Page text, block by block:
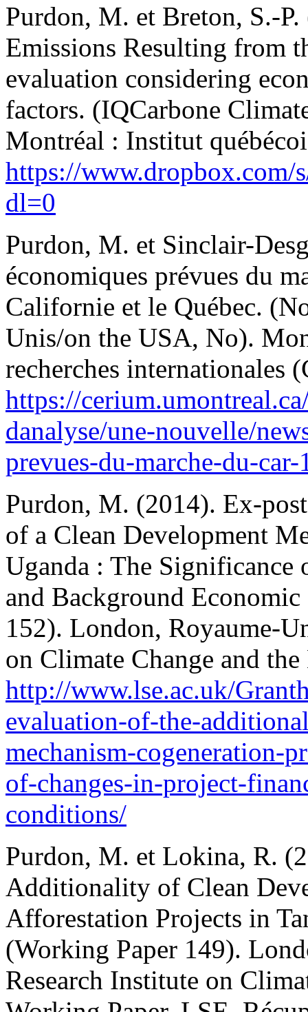
Purdon, M. et Breton, S.-
Emissions Resulting from
evaluation considering
factors. (IQCarbone
Montréal : Institut
https://www.dropbox.com/
dl=0
Purdon, M. et Sinclair-
économiques prévues du
Californie et le Québec.
Unis/on the USA, No).
recherches internationales
https://
danalyse/une-nouvelle/
prevues-du-marche-du-
Purdon, M. (2014). Ex-
of a Clean Development
Uganda : The Significance
and Background
152). London, Royaume-
on Climate Change and
http://www.lse.ac.uk/
evaluation-of-the-
mechanism-cogeneration-
of-changes-in-project-
conditions/
Purdon, M. et Lokina, R.
Additionality of Clean
Afforestation Projects in
(Working Paper 149).
Research Institute on